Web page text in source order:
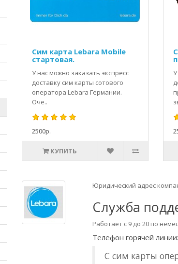
Сим карта Lebara Mobile
стартовая.
У нас можно заказать экспресс
доставку сим карты сотового
оператора Lebara Германии.
Оче..
2500р.
КУПИТЬ
Юридический адрес
Служба
Работает с 9 до 20 по
Телефон горячей линии:
С сим карты